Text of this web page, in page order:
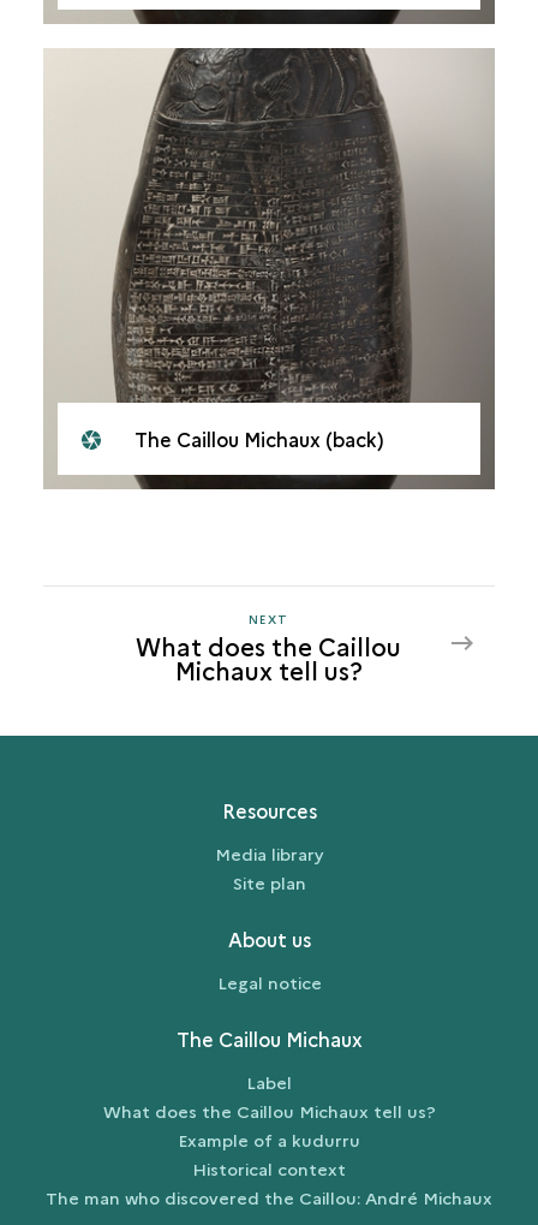
The Caillou Michaux (back)
NEXT
WHAT
DOES
CAILLOU
US?
NEXT
What does the Caillou
Michaux tell us?
Resources
Media library
Site plan
About us
Legal notice
The Caillou Michaux
Label
What does the Caillou Michaux tell us?
Example of a kudurru
Historical context
The man who discovered the Caillou: André Michaux